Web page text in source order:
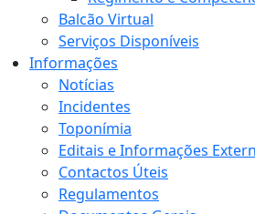
Balcão Virtual
Serviços Disponíveis
Informações
Notícias
Incidentes
Toponímia
Editais e Informações
Contactos Úteis
Regulamentos